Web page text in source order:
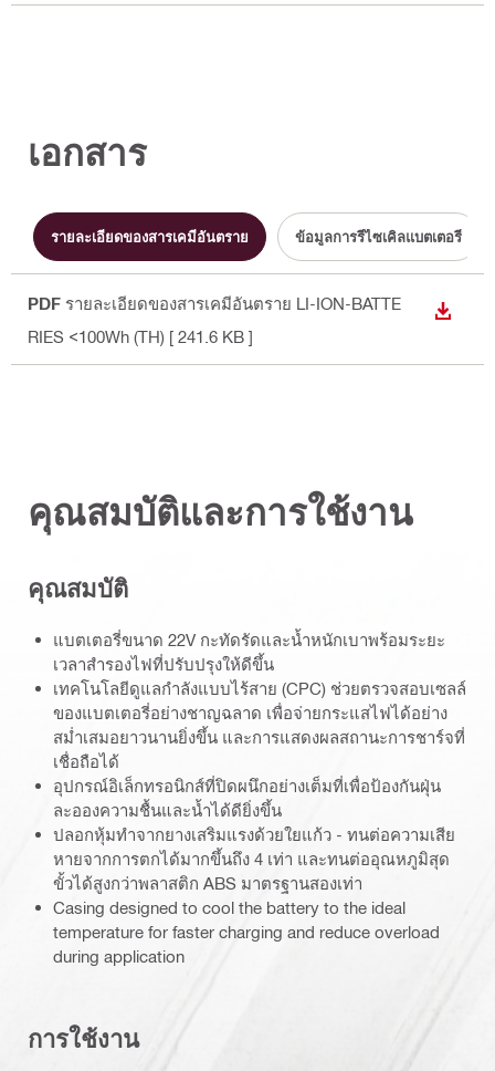
เอกสาร
รายละเอียดของสารเคมีอันตราย ข้อมูลการรีไซเคิลแบตเตอรี่
PDF รายละเอียดของสารเคมีอันตราย LI-ION-BATTE
RIES <100Wh (TH) [ 241.6 KB ]
คุณสมบัติและการใช้งาน
คุณสมบัติ
แบตเตอรี่ขนาด 22V กะทัดรัดและน้ำหนักเบาพร้อมระยะ
เวลาสำรองไฟที่ปรับปรุงให้ดีขึ้น
เทคโนโลยีดูแลกำลังแบบไร้สาย (CPC) ช่วยตรวจสอบเซลล์
ของแบตเตอรี่อย่างชาญฉลาด เพื่อจ่ายกระแสไฟได้อย่าง
สม่ำเสมอยาวนานยิ่งขึ้น และการแสดงผลสถานะการชาร์จที่
เชื่อถือได้
อุปกรณ์อิเล็กทรอนิกส์ที่ปิดผนึกอย่างเต็มที่เพื่อป้องกันฝุ่น
ละอองความชื้นและน้ำได้ดียิ่งขึ้น
ปลอกหุ้มทำจากยางเสริมแรงด้วยใยแก้ว - ทนต่อความเสีย
หายจากการตกได้มากขึ้นถึง 4 เท่า และทนต่ออุณหภูมิสุด
ขั้วได้สูงกว่าพลาสติก ABS มาตรฐานสองเท่า
Casing designed to cool the battery to the ideal
temperature for faster charging and reduce overload
during application
การใช้งาน